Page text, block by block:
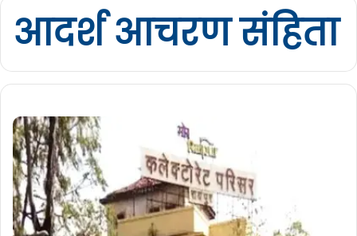
आदर्श आचरण संहिता